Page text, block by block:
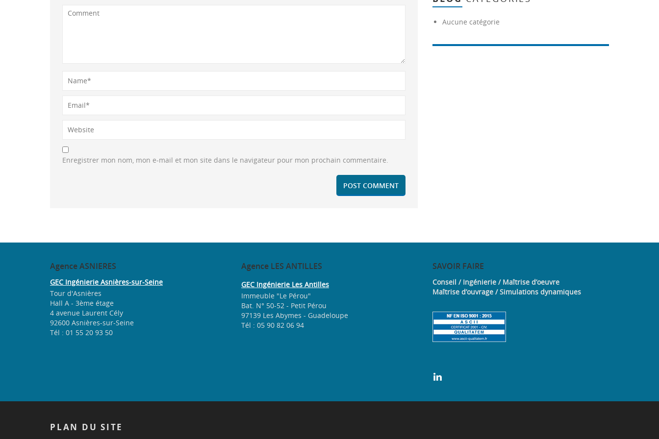
Enregistrer mon nom, mon e-mail et mon site dans le navigateur pour mon prochain commentaire.
Aucune catégorie
AgenceASNIERES
GEC Ingénierie Asnières-sur-Seine
Tour d'Asnières
Hall A - 3ème étage
4 avenue Laurent Cély
92600 Asnières-sur-Seine
Tél : 01 55 20 93 50
Agence LES ANTILLES
GEC Ingénierie Les Antilles
Immeuble "Le Pérou"
Bat. N° 50-52 - Petit Pérou
97139 Les Abymes - Guadeloupe
Tél : 05 90 82 06 94
SAVOIR FAIRE
Conseil / Ingénierie / Maîtrise d’oeuvre
Maîtrise d’ouvrage / Simulations dynamiques
PLAN DU SITE